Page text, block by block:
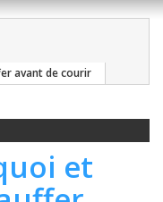
avant de courir
et